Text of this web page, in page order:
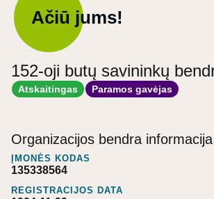
Ačiū jums!
152-oji butų savininkų
Atskaitingas Paramos gavėjas
Organizacijos bendra informacija
ĮMONĖS KODAS
135338564
REGISTRACIJOS DATA